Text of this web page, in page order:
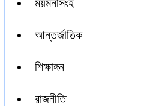
ময়মনসিংহ
আন্তর্জাতিক
শিক্ষাঙ্গন
রাজনীতি